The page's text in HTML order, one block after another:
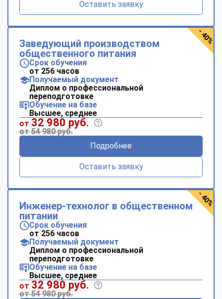
Оставить заявку
Заведующий производством
общественного питания
Срок обучения
от 256 часов
Получаемый документ
Диплом о профессиональной
переподготовке
Обучение на базе
Высшее, среднее
от 32 980 руб.
от 54 980 руб.
Подробнее
Оставить заявку
- 40%
Инженер-технолог в общественном
питании
Срок обучения
от 256 часов
Получаемый документ
Диплом о профессиональной
переподготовке
Обучение на базе
Высшее, среднее
от 32 980 руб.
от 54 980 руб.
- 40%